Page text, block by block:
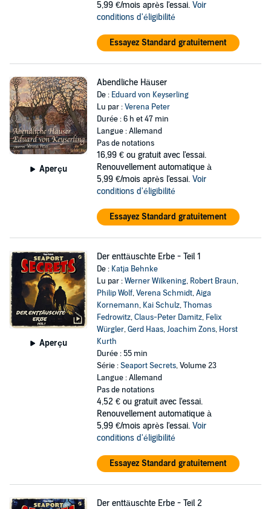
5,99 €/mois après l'essai. Voir
conditions d'éligibilité
Essayez Standard gratuitement
Aperçu
Abendliche Häuser
De : Eduard von Keyserling
Lu par :Verena Peter
Durée : 6 h et 47 min
Langue : Allemand
Pas de notations
16,99 € ou gratuit avec l'essai.
Renouvellement automatique à
5,99 €/mois après l'essai. Voir
conditions d'éligibilité
Essayez Standard gratuitement
Aperçu
Der enttäuschte Erbe - Teil 1
De : Katja Behnke
Lu par :Werner Wilkening, Robert Braun,
Philip Wolf,Verena Schmidt,Aiga
Kornemann, Kai Schulz,Thomas
Fedrowitz,Claus-Peter Damitz, Felix
Würgler,Gerd Haas,Joachim Zons, Horst
Kurth
Durée : 55 min
Série :Seaport Secrets, Volume 23
Langue : Allemand
Pas de notations
4,52 € ou gratuit avec l'essai.
Renouvellement automatique à
5,99 €/mois après l'essai. Voir
conditions d'éligibilité
Essayez Standard gratuitement
Der enttäuschte Erbe - Teil 2